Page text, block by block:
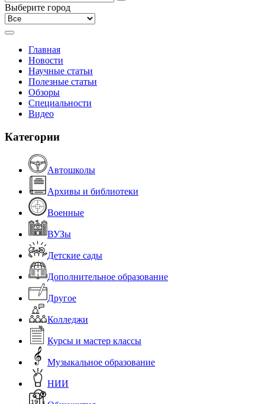
Выберите город
Главная
Новости
Научные статьи
Полезные статьи
Обзоры
Специальности
Видео
Категории
Автошколы
Архивы и библиотеки
Военные
ВУЗы
Детские сады
Дополнительное образование
Другое
Колледжи
Курсы и мастер классы
Музыкальное образование
НИИ